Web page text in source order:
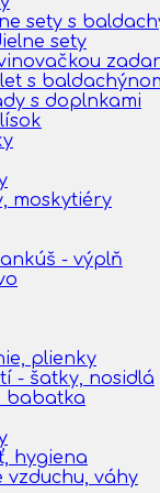
sety s
sety
s
s doplnkami
moskytiéry
- výplň
plienky
- šatky, nosidlá
babatka
hygiena
vzduchu, váhy